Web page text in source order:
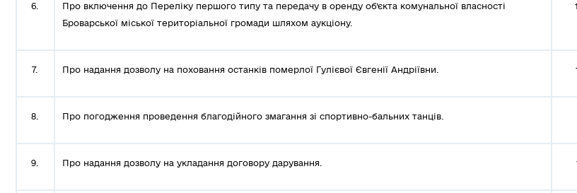
6.
Про включення до Переліку першого типу та передачу в оренду об’єкта комунальної власності
Броварської міської територіальної громади шляхом аукціону.
7. Про надання дозволу на поховання останків померлої Гулієвої Євгенії Андріївни.
8. Про погодження проведення благодійного змагання зі спортивно-бальних танців.
9. Про надання дозволу на укладання договору дарування.